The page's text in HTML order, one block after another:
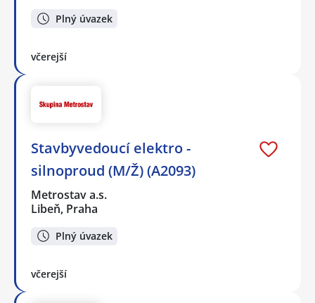
Plný úvazek
včerejší
Stavbyvedoucí elektro -
silnoproud (M/Ž) (A2093)
Metrostav a.s.
Libeň, Praha
Plný úvazek
včerejší